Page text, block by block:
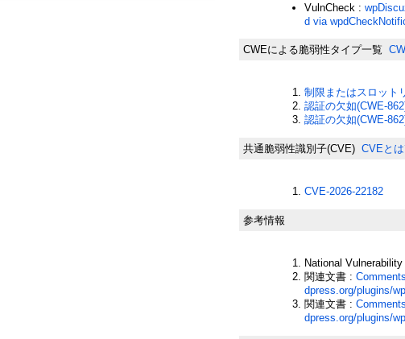
VulnCheck :
d via
CWEによる脆弱性タイプ一覧
制限またはスロット
認証の欠如(CWE-
認証の欠如(CWE-
共通脆弱性識別子(CVE) CVEと
CVE-2026-22182
参考情報
National
関連文書 :
dpress.org/plugins/
関連文書 :
dpress.org/plugins/